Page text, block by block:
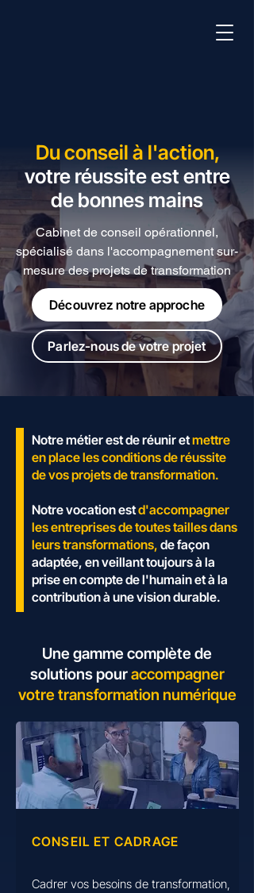
Du conseil à l'action,
votre réussite est entre
de bonnes mains
Cabinet de conseil opérationnel,
spécialisé dans l'accompagnement sur-
mesure des projets de transformation
Découvrez notre approche
Parlez-nous de votre projet
Notre métier est de réunir etmettre
en place les conditions de réussite
de vos projets de transformation.
Notre vocation estd'accompagner
les entreprises de toutes tailles dans
leurs transformations, de façon
adaptée, en veillant toujours à la
prise en compte de l'humain et à la
contribution à une vision durable.
Une gamme complète de
solutions pouraccompagner
votre transformation numérique
CONSEIL ET CADRAGE
Cadrer vos besoins de transformation,